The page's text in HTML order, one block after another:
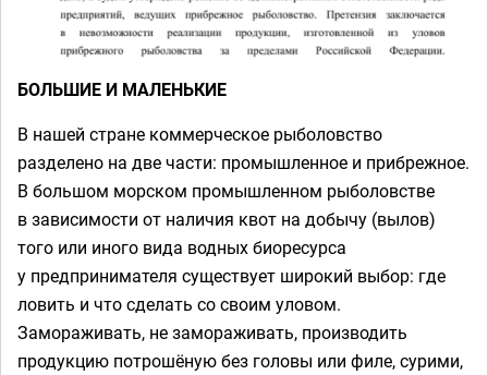
БОЛЬШИЕ И МАЛЕНЬКИЕ
В нашей стране коммерческое рыболовство
разделено на две части: промышленное и прибрежное.
В большом морском промышленном рыболовстве
в зависимости от наличия квот на добычу (вылов)
того или иного вида водных биоресурса
у предпринимателя существует широкий выбор: где
ловить и что сделать со своим уловом.
Замораживать, не замораживать, производить
продукцию потрошёную без головы или филе, сурими,